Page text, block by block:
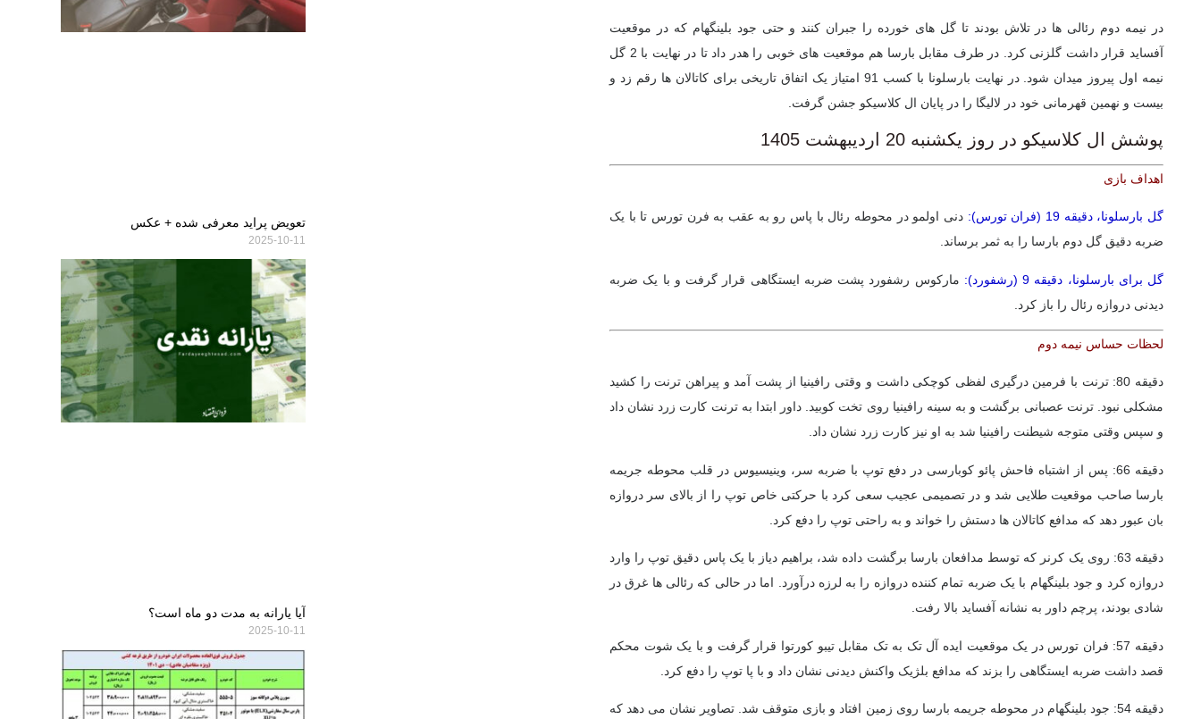
در نیمه دوم رئالی ها در تلاش بودند تا گل های خورده را جبران کنند و حتی جود بلینگهام که در موقعیت
آفساید قرار داشت گلزنی کرد. در طرف مقابل بارسا هم موقعیت های خوبی را هدر داد تا در نهایت با 2 گل
نیمه اول پیروز میدان شود. در نهایت بارسلونا با کسب 91 امتیاز یک اتفاق تاریخی برای کاتالان ها رقم زد و
بیست و نهمین قهرمانی خود در لالیگا را در پایان ال کلاسیکو جشن گرفت.
پوشش ال کلاسیکو در روز یکشنبه 20 اردیبهشت 1405
اهداف بازی
گل بارسلونا، دقیقه 19 (فران تورس):
دنی اولمو در محوطه رئال با پاس رو به عقب به فرن تورس تا با یک
ضربه دقیق گل دوم بارسا را ​​به ثمر برساند.
گل برای بارسلونا، دقیقه 9 (رشفورد):
مارکوس رشفورد پشت ضربه ایستگاهی قرار گرفت و با یک ضربه
دیدنی دروازه رئال را باز کرد.
لحظات حساس نیمه دوم
دقیقه 80: ترنت با فرمین درگیری لفظی کوچکی داشت و وقتی رافینیا از پشت آمد و پیراهن ترنت را کشید
مشکلی نبود. ترنت عصبانی برگشت و به سینه رافینیا روی تخت کوبید. داور ابتدا به ترنت کارت زرد نشان داد
و سپس وقتی متوجه شیطنت رافینیا شد به او نیز کارت زرد نشان داد.
دقیقه 66: پس از اشتباه فاحش پائو کوبارسی در دفع توپ با ضربه سر، وینیسیوس در قلب محوطه جریمه
بارسا صاحب موقعیت طلایی شد و در تصمیمی عجیب سعی کرد با حرکتی خاص توپ را از بالای سر دروازه
بان عبور دهد که مدافع کاتالان ها دستش را خواند و به راحتی توپ را دفع کرد.
دقیقه 63: روی یک کرنر که توسط مدافعان بارسا برگشت داده شد، براهیم دیاز با یک پاس دقیق توپ را وارد
دروازه کرد و جود بلینگهام با یک ضربه تمام کننده دروازه را به لرزه درآورد. اما در حالی که رئالی ها غرق در
شادی بودند، پرچم داور به نشانه آفساید بالا رفت.
دقیقه 57: فران تورس در یک موقعیت ایده آل تک به تک مقابل تیبو کورتوا قرار گرفت و با یک شوت محکم
قصد داشت ضربه ایستگاهی را بزند که مدافع بلژیک واکنش دیدنی نشان داد و با پا توپ را دفع کرد.
دقیقه 54: جود بلینگهام در محوطه جریمه بارسا روی زمین افتاد و بازی متوقف شد. تصاویر نشان می دهد که
تعویض پراید معرفی شده + عکس
2025-10-11
آیا یارانه به مدت دو ماه است؟
2025-10-11